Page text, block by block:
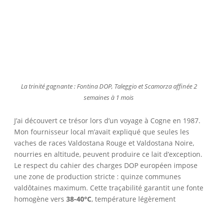
La trinité gagnante : Fontina DOP, Taleggio et Scamorza affinée 2
semaines à 1 mois
J’ai découvert ce trésor lors d’un voyage à Cogne en 1987.
Mon fournisseur local m’avait expliqué que seules les
vaches de races Valdostana Rouge et Valdostana Noire,
nourries en altitude, peuvent produire ce lait d’exception.
Le respect du cahier des charges DOP européen impose
une zone de production stricte : quinze communes
valdôtaines maximum. Cette traçabilité garantit une fonte
homogène vers 38-40°C, température légèrement